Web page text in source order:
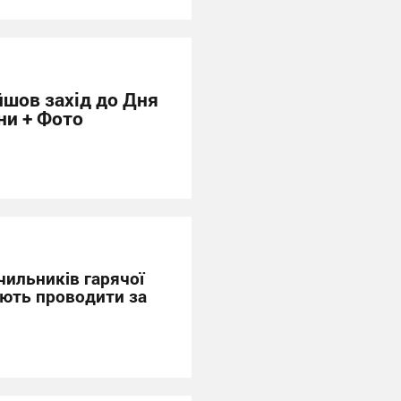
захід до Дня
+ Фото
гарячої
проводити за